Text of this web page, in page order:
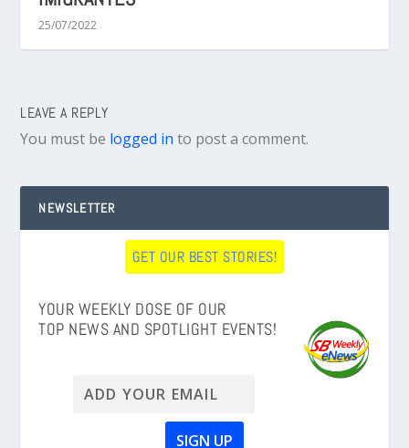
25/07/2022
LEAVE A REPLY
You must be logged in to post a comment.
NEWSLETTER
GET OUR BEST STORIES!
YOUR WEEKLY DOSE OF OUR
TOP NEWS AND SPOTLIGHT EVENTS!